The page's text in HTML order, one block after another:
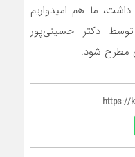
ما هم امیدواریم
دکتر حسینی‌پور
مطرح شود.
https://